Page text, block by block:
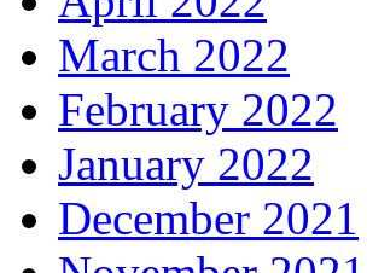
March 2022
February 2022
January 2022
December 2021